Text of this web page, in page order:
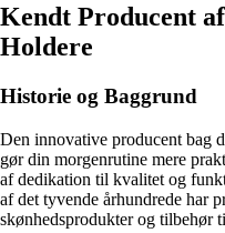
Kendt Producent
Holdere
Historie og Baggrund
Den innovative producent bag
gør din morgenrutine mere
af dedikation til kvalitet og
af det tyvende århundrede har
skønhedsprodukter og tilbehør